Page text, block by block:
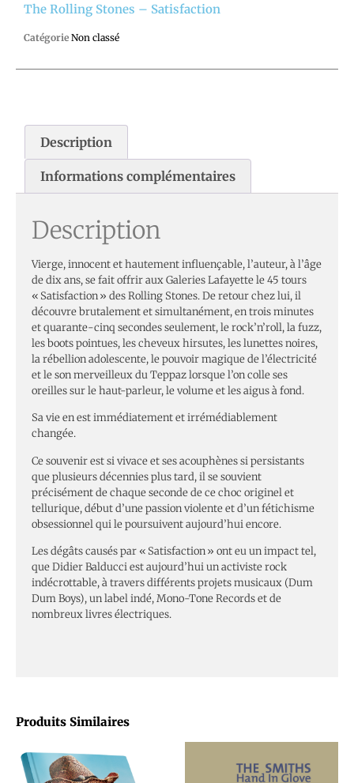
Produits Similaires
The Rolling Stones – Satisfaction
Catégorie Non classé
Description
Informations complémentaires
Description
Vierge, innocent et hautement influençable, l’auteur, à l’âge
de dix ans, se fait offrir aux Galeries Lafayette le 45 tours
« Satisfaction » des Rolling Stones. De retour chez lui, il
découvre brutalement et simultanément, en trois minutes
et quarante-cinq secondes seulement, le rock’n’roll, la fuzz,
les boots pointues, les cheveux hirsutes, les lunettes noires,
la rébellion adolescente, le pouvoir magique de l’électricité
et le son merveilleux du Teppaz lorsque l’on colle ses
oreilles sur le haut-parleur, le volume et les aigus à fond.
Sa vie en est immédiatement et irrémédiablement
changée.
Ce souvenir est si vivace et ses acouphènes si persistants
que plusieurs décennies plus tard, il se souvient
précisément de chaque seconde de ce choc originel et
tellurique, début d’une passion violente et d’un fétichisme
obsessionnel qui le poursuivent aujourd’hui encore.
Les dégâts causés par « Satisfaction » ont eu un impact tel,
que Didier Balducci est aujourd’hui un activiste rock
indécrottable, à travers différents projets musicaux (Dum
Dum Boys), un label indé, Mono-Tone Records et de
nombreux livres électriques.